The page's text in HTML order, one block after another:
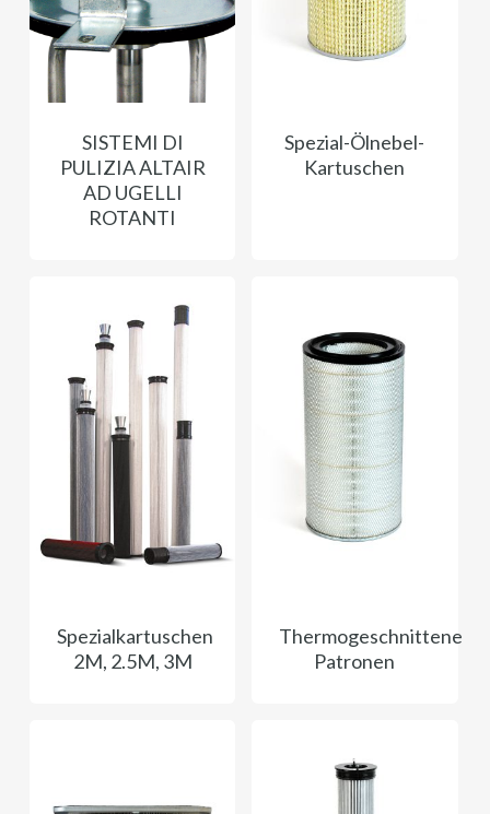
SISTEMI DI
PULIZIA ALTAIR
AD UGELLI
ROTANTI
Spezial-Ölnebel-
Kartuschen
Spezialkartuschen
2M, 2.5M, 3M
Thermogeschnittene
Patronen